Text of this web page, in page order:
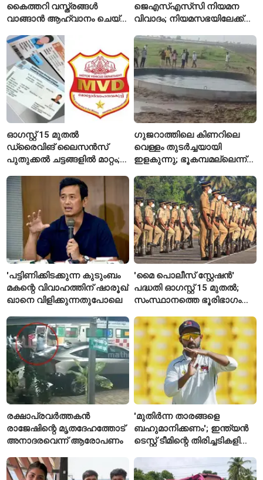
കൈത്തറി വസ്ത്രങ്ങൾ
വാങ്ങാൻ ആഹ്വാനം ചെയ്ത്
ജെഎസ്എസ്‌സി നിയമന
വിവാദം; നിയമസഭയിലേക്ക്
ഓഗസ്റ്റ് 15 മുതൽ
ഡ്രൈവിങ് ലൈസൻസ്
പുതുക്കൽ ചട്ടങ്ങളിൽ മാറ്റം;
അറിയേണ്ട രണ്ട് പ്രധാന
കാര്യങ്ങൾ
ഗുജറാത്തിലെ കിണറിലെ
വെള്ളം തുടർച്ചയായി
ഇളകുന്നു; ഭൂകമ്പമല്ലെന്ന്
'പട്ടിണിക്കിടക്കുന്ന കുടുംബം
മകന്റെ വിവാഹത്തിന് ഷാരൂഖ്
ഖാനെ വിളിക്കുന്നതുപോലെ
'മൈ പൊലീസ് സ്റ്റേഷൻ'
പദ്ധതി ഓഗസ്റ്റ് 15 മുതൽ;
സംസ്ഥാനത്തെ ഭൂരിഭാഗം
എസ്‌ഐമാർക്ക്
രക്ഷാപ്രവർത്തകൻ
രാജേഷിന്റെ മൃതദേഹത്തോട്
അനാദരവെന്ന് ആരോപണം
'മുതിർന്ന താരങ്ങളെ
ബഹുമാനിക്കണം'; ഇന്ത്യൻ
ടെസ്റ്റ് ടീമിന്റെ തിരിച്ചടികളിൽ
രഹാനെ